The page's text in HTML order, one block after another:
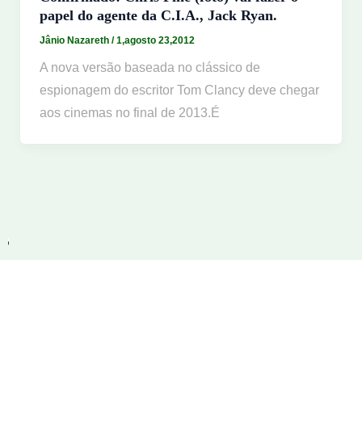
papel do agente da C.I.A., Jack Ryan.
Jânio Nazareth /1,agosto 23,2012
A nova versão baseada no clássico de
espionagem do escritor Tom Clancy deve chegar
aos cinemas no final de 2013.É